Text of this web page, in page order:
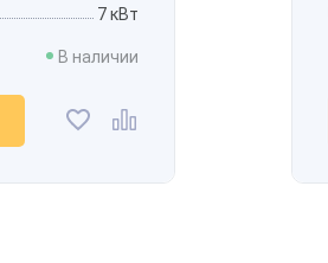
7 кВт
В наличии